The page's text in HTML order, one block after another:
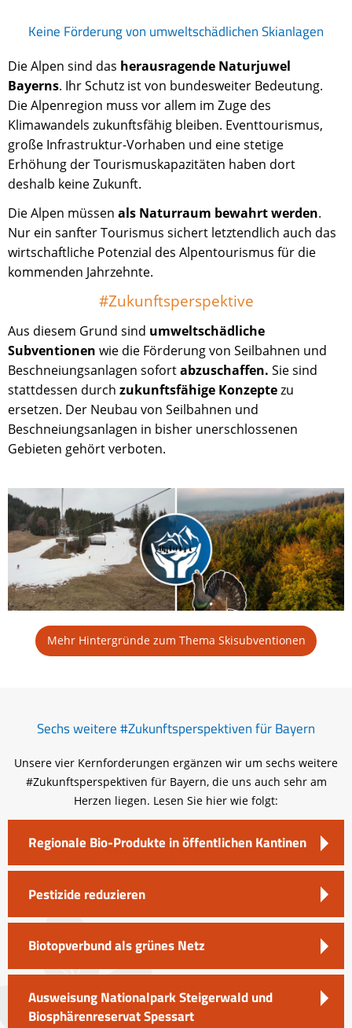
Keine Förderung von umweltschädlichen Skianlagen
Die Alpen sind das herausragende Naturjuwel
Bayerns. Ihr Schutz ist von bundesweiter Bedeutung.
Die Alpenregion muss vor allem im Zuge des
Klimawandels zukunftsfähig bleiben. Eventtourismus,
große Infrastruktur-Vorhaben und eine stetige
Erhöhung der Tourismuskapazitäten haben dort
deshalb keine Zukunft.
Die Alpen müssen als Naturraum bewahrt werden.
Nur ein sanfter Tourismus sichert letztendlich auch das
wirtschaftliche Potenzial des Alpentourismus für die
kommenden Jahrzehnte.
#Zukunftsperspektive
Aus diesem Grund sind umweltschädliche
Subventionen wie die Förderung von Seilbahnen und
Beschneiungsanlagen sofortabzuschaffen. Sie sind
stattdessen durch zukunftsfähige Konzeptezu
ersetzen. Der Neubau von Seilbahnen und
Beschneiungsanlagen in bisher unerschlossenen
Gebieten gehört verboten.
Mehr Hintergründe zum Thema Skisubventionen
Sechs weitere #Zukunftsperspektiven für Bayern
Unsere vier Kernforderungen ergänzen wir um sechs weitere
#Zukunftsperspektiven für Bayern, die uns auch sehr am
Herzen liegen. Lesen Sie hier wie folgt:
Regionale Bio-Produkte in öffentlichen Kantinen
Pestizide reduzieren
Biotopverbund als grünes Netz
Ausweisung Nationalpark Steigerwald und
Biosphärenreservat Spessart